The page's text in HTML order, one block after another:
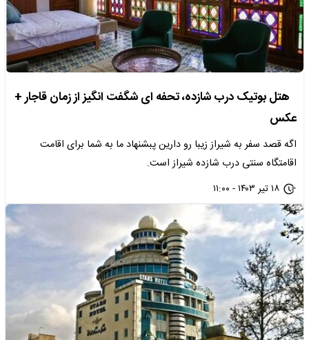
هتل بوتیک درب شازده، تحفه ای شگفت انگیز از زمان قاجار +
عکس
اگه قصد سفر به شیراز زیبا رو دارین پبشنهاد ما به شما برای اقامت
اقامتگاه سنتی درب شازده شیراز است.
۱۸ تیر ۱۴۰۳ - ۱۱:۰۰